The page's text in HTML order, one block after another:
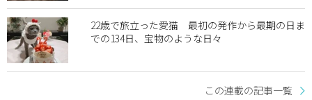
22歳で旅立った愛猫 最初の発作から最期の日ま
での134日、宝物のような日々
この連載の記事一覧